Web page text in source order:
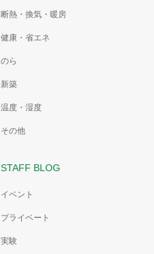
断熱・換気・暖房
健康・省エネ
のら
新築
温度・湿度
その他
STAFF BLOG
イベント
プライベート
実験